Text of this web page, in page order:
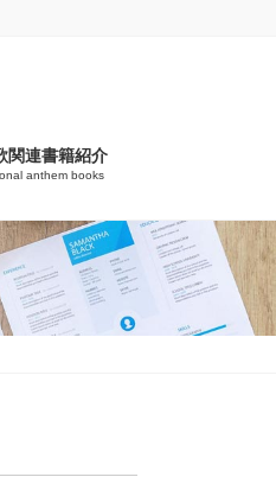
関連書籍紹介
anthem books